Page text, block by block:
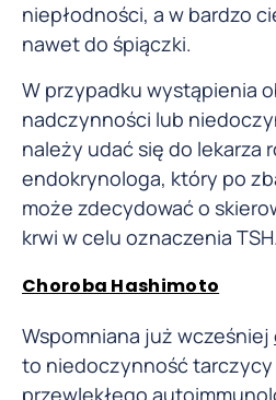
niepłodności, a w bardzo
nawet do śpiączki.
W przypadku wystąpienia
nadczynności lub
należy udać się do lekarza
endokrynologa, który po
może zdecydować o
krwi w celu oznaczenia TSH.
Choroba Hashimoto
Wspomniana już wcześniej
to niedoczynność